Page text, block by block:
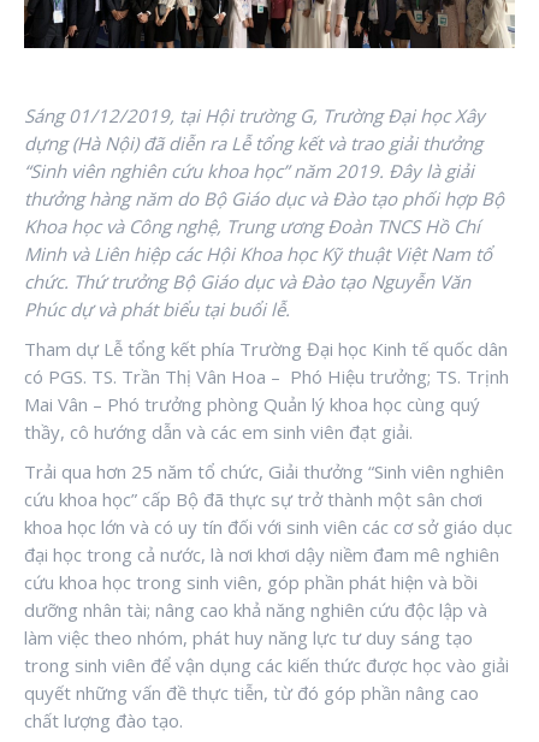
Sáng 01/12/2019, tại Hội trường G, Trường Đại học Xây
dựng (Hà Nội) đã diễn ra Lễ tổng kết và trao giải thưởng
“Sinh viên nghiên cứu khoa học” năm 2019. Đây là giải
thưởng hàng năm do Bộ Giáo dục và Đào tạo phối hợp Bộ
Khoa học và Công nghệ, Trung ương Đoàn TNCS Hồ Chí
Minh vàLiên hiệp các Hội Khoa học Kỹ thuật Việt Nam tổ
chức. Thứ trưởng Bộ Giáo dục và Đào tạo Nguyễn Văn
Phúc dự và phát biểu tại buổi lễ.
Tham dự Lễ tổng kết phía Trường Đại học Kinh tế quốc dân
có PGS. TS. Trần Thị Vân Hoa – Phó Hiệu trưởng; TS. Trịnh
Mai Vân – Phó trưởng phòng Quản lý khoa học cùng quý
thầy, cô hướng dẫn và các em sinh viên đạt giải.
Trải qua hơn 25 năm tổ chức, Giải thưởng “Sinh viên nghiên
cứu khoa học” cấp Bộ đã thực sự trở thành một sân chơi
khoa học lớn và có uy tín đối với sinh viên các cơ sở giáo dục
đại học trong cả nước, là nơi khơi dậy niềm đam mê nghiên
cứu khoa học trong sinh viên, góp phần phát hiện và bồi
dưỡng nhân tài; nâng cao khả năng nghiên cứu độc lập và
làm việc theo nhóm, phát huy năng lực tư duy sáng tạo
trong sinh viên để vận dụng các kiến thức được học vào giải
quyết những vấn đề thực tiễn, từ đó góp phần nâng cao
chất lượng đào tạo.